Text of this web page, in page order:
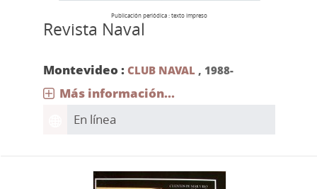
Publicación periódica : texto impreso
Revista Naval
Montevideo : CLUB NAVAL, 1988-
Más información...
En línea